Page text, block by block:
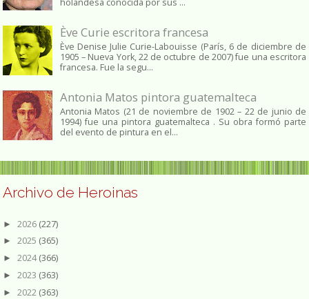
holandesa conocida por sus ...
Ève Curie escritora francesa
Ève Denise Julie Curie-Labouisse (París, 6 de diciembre de
1905 – Nueva York, 22 de octubre de 2007) fue una escritora
francesa. Fue la segu...
Antonia Matos pintora guatemalteca
Antonia Matos (21 de noviembre de 1902 – 22 de junio de
1994) fue una pintora guatemalteca . Su obra formó parte
del evento de pintura en el...
Archivo de Heroinas
► 2026 (227)
► 2025 (365)
► 2024(366)
► 2023 (363)
► 2022 (363)